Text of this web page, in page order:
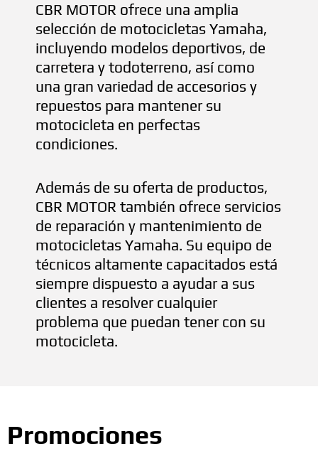
CBR MOTOR ofrece una amplia
selección de motocicletas Yamaha,
incluyendo modelos deportivos, de
carretera y todoterreno, así como
una gran variedad de accesorios y
repuestos para mantener su
motocicleta en perfectas
condiciones.
Además de su oferta de productos,
CBR MOTOR también ofrece servicios
de reparación y mantenimiento de
motocicletas Yamaha. Su equipo de
técnicos altamente capacitados está
siempre dispuesto a ayudar a sus
clientes a resolver cualquier
problema que puedan tener con su
motocicleta.
Promociones